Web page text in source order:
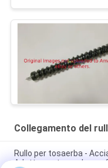
Collegamento del
Rullo per tosaerba -
Adatto per tosaerba